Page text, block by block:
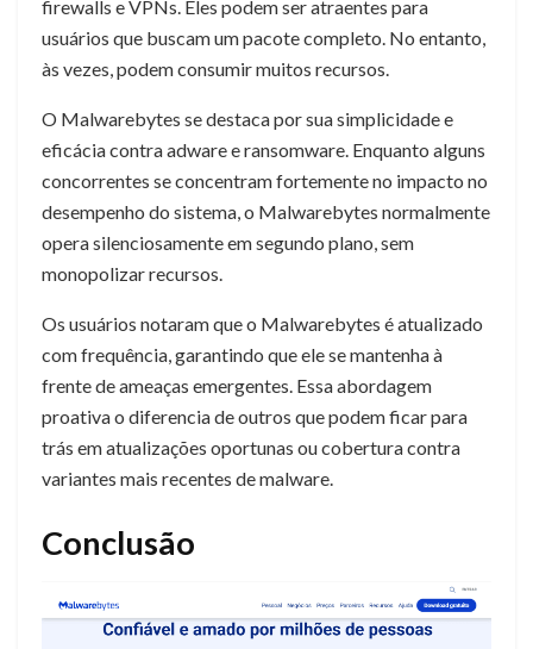
firewalls e VPNs. Eles podem ser atraentes para
usuários que buscam um pacote completo. No entanto,
às vezes, podem consumir muitos recursos.
O Malwarebytes se destaca por sua simplicidade e
eficácia contra adware e ransomware. Enquanto alguns
concorrentes se concentram fortemente no impacto no
desempenho do sistema, o Malwarebytes normalmente
opera silenciosamente em segundo plano, sem
monopolizar recursos.
Os usuários notaram que o Malwarebytes é atualizado
com frequência, garantindo que ele se mantenha à
frente de ameaças emergentes. Essa abordagem
proativa o diferencia de outros que podem ficar para
trás em atualizações oportunas ou cobertura contra
variantes mais recentes de malware.
Conclusão